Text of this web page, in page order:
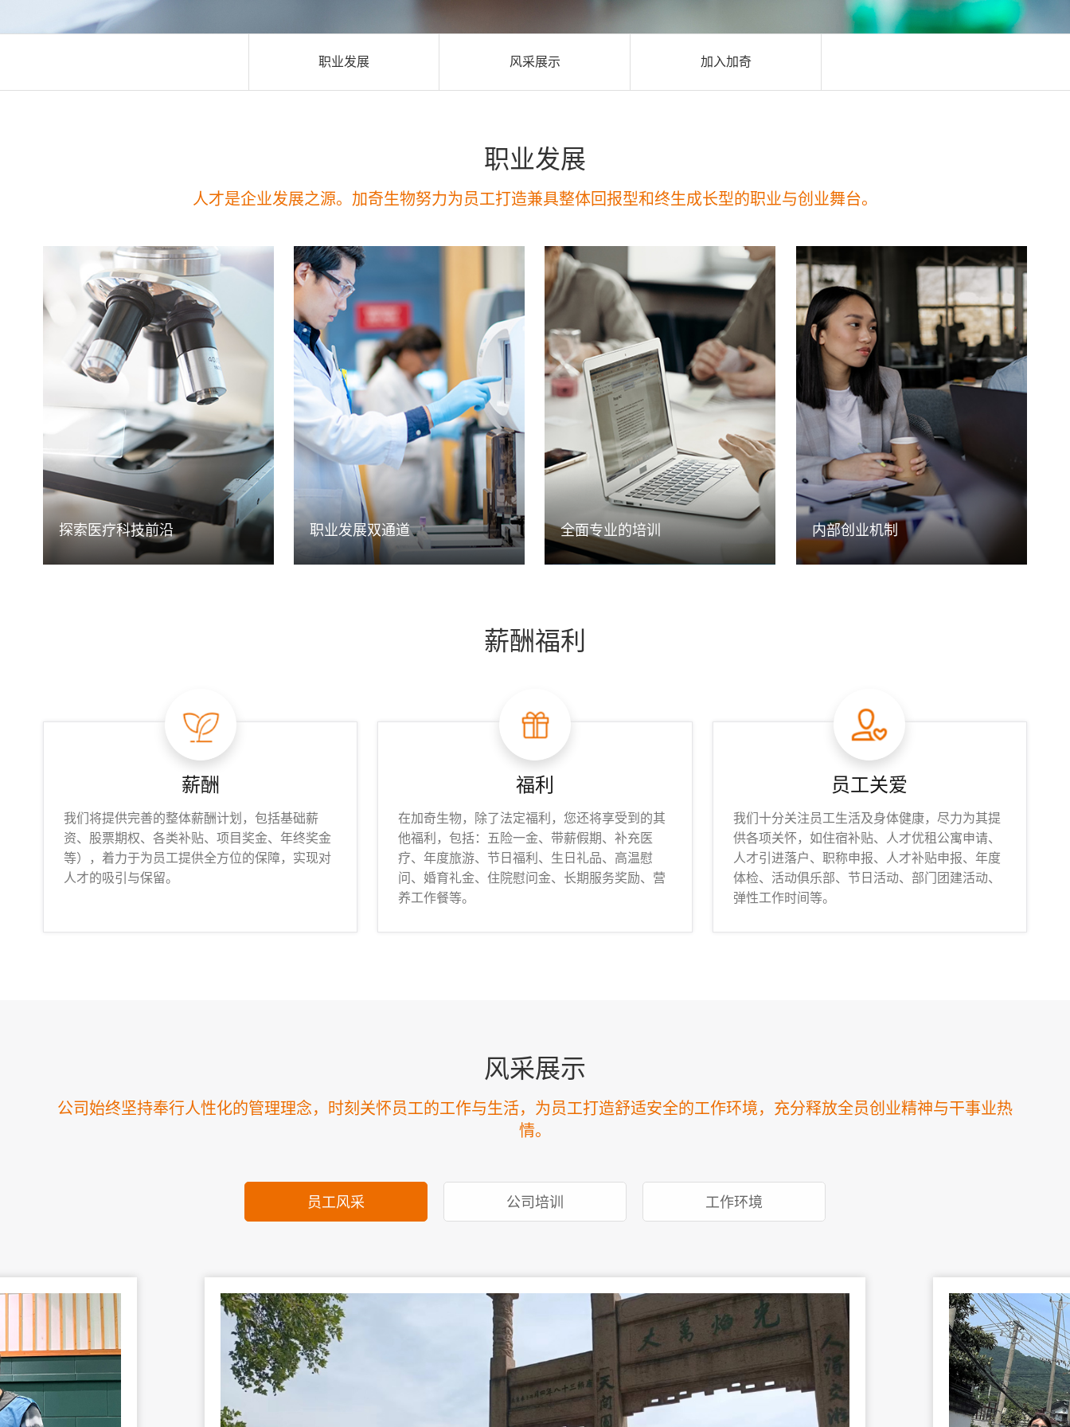
职业发展 风采展示 加入加奇
职业发展
人才是企业发展之源。加奇生物努力为员工打造兼具整体回报型和终生成长型的职业与创业舞台。
探索医疗科技前沿
加奇生物有全球化的发展视野和研发创
新中心，汇聚了许多世界顶尖的行业大
牛，在这里可以直接和技术专家面对面
交流合作，接触到全球最前沿的技术，
做全球最领先的产品。
职业发展双通道
加奇生物设有管理类和技术类发展双通
道，设置职位发展层级及对应的任职资
格标准，鼓励引导员工选择适合自己发
展的通道类型，在不同领域充分发挥个
人特长，获得职业发展成功。
全面专业的培训
加奇生物为员工提供阶梯型专业知识和
管理技能培训，包括行业知识学习、行
业大咖分享、职场技能培训，全方位开
拓眼界视野，帮助各类人才发挥所长、
释放潜能，与公司共成长。
内部创业机制
加奇生物设有管理类和技术类发展双通
道，设置职位发展层级及对应的任职资
格标准，鼓励引导员工选择适合自己发
展的通道类型，在不同领域充分发挥个
人特长，获得职业发展成功。
薪酬福利
薪酬
我们将提供完善的整体薪酬计划，包括基础薪
资、股票期权、各类补贴、项目奖金、年终奖金
等），着力于为员工提供全方位的保障，实现对
人才的吸引与保留。
福利
在加奇生物，除了法定福利，您还将享受到的其
他福利，包括：五险一金、带薪假期、补充医
疗、年度旅游、节日福利、生日礼品、高温慰
问、婚育礼金、住院慰问金、长期服务奖励、营
养工作餐等。
员工关爱
我们十分关注员工生活及身体健康，尽力为其提
供各项关怀，如住宿补贴、人才优租公寓申请、
人才引进落户、职称申报、人才补贴申报、年度
体检、活动俱乐部、节日活动、部门团建活动、
弹性工作时间等。
风采展示
公司始终坚持奉行人性化的管理理念，时刻关怀员工的工作与生活，为员工打造舒适安全的工作环境，充分释放全员创业精神与干事业热
情。
员工风采 公司培训 工作环境